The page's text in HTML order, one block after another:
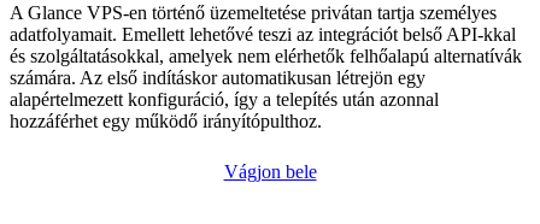
A Glance VPS-en történő üzemeltetése privátan tartja személyes
adatfolyamait. Emellett lehetővé teszi az integrációt belső API-kkal
és szolgáltatásokkal, amelyek nem elérhetők felhőalapú alternatívák
számára. Az első indításkor automatikusan létrejön egy
alapértelmezett konfiguráció, így a telepítés után azonnal
hozzáférhet egy működő irányítópulthoz.
Vágjon bele